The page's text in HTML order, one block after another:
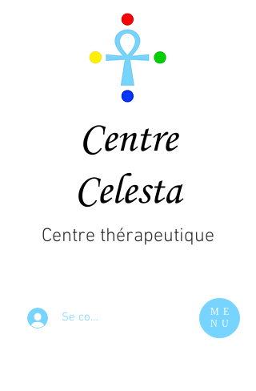
Centre
Celesta
Se connecter
ME
NU
Centre thérapeutique